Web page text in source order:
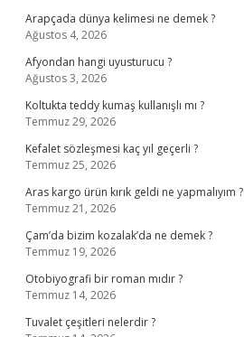
Arapçada dünya kelimesi ne demek ?
Ağustos 4, 2026
Afyondan hangi uyusturucu ?
Ağustos 3, 2026
Koltukta teddy kumaş kullanışlı mı ?
Temmuz 29, 2026
Kefalet sözleşmesi kaç yıl geçerli ?
Temmuz 25, 2026
Aras kargo ürün kırık geldi ne yapmalıyım ?
Temmuz 21, 2026
Çam’da bizim kozalak’da ne demek ?
Temmuz 19, 2026
Otobiyografi bir roman mıdır ?
Temmuz 14, 2026
Tuvalet çeşitleri nelerdir ?